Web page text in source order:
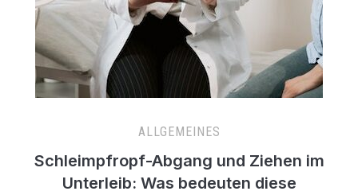
ALLGEMEINES
Schleimpfropf-Abgang und Ziehen im
Unterleib: Was bedeuten diese